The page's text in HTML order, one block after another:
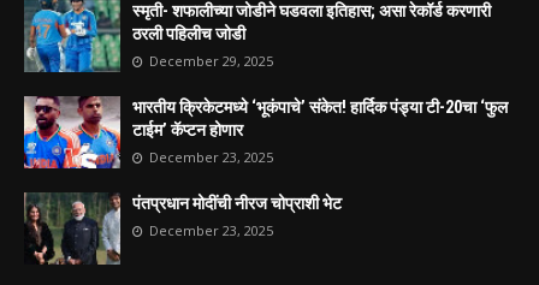
स्मृती- शफालीच्या जोडीने घडवला इतिहास; असा रेकॉर्ड करणारी
ठरली पहिलीच जोडी
December 29, 2025
भारतीय क्रिकेटमध्ये ‘भूकंपाचे’ संकेत! हार्दिक पंड्या टी-20चा ‘फुल
टाईम’ कॅप्टन होणार
December 23, 2025
पंतप्रधान मोदींची नीरज चोप्राशी भेट
December 23, 2025